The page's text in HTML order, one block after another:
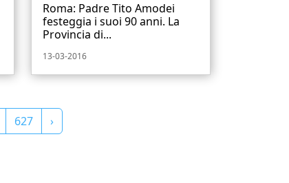
Roma: Padre Tito Amodei
festeggia i suoi 90 anni. La
Provincia di...
13-03-2016
627 ›